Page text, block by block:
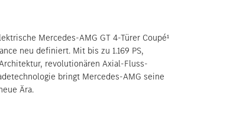
Mercedes-AMG GT 4-Türer Coupé¹
neu definiert. Mit bis zu 1.169 PS,
revolutionären Axial-Fluss-
bringt Mercedes-AMG seine
Ära.